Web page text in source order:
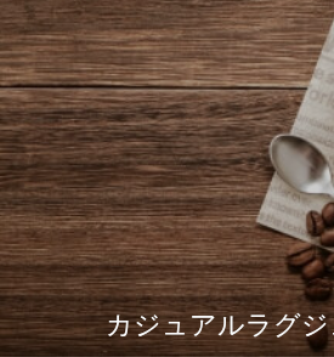
カジュアルラグ